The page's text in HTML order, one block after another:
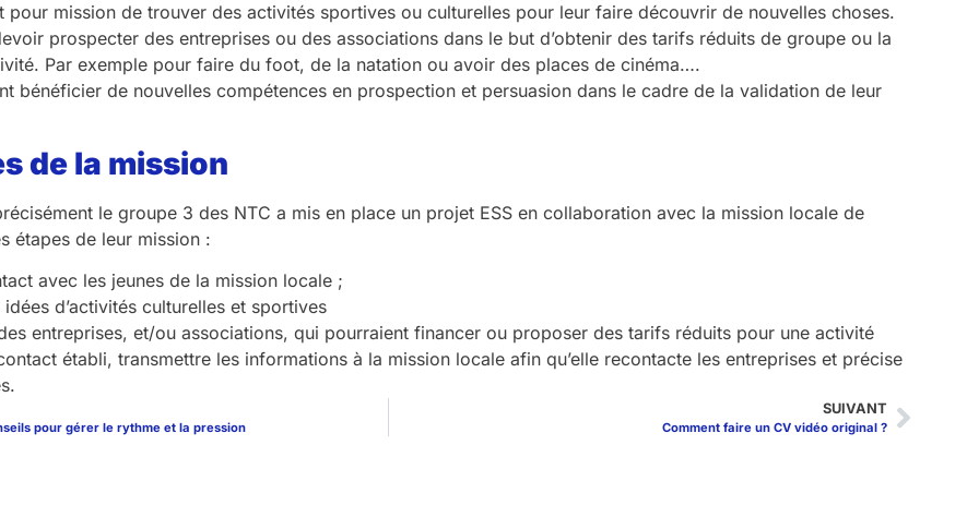
pour mission de trouver des activités sportives ou culturelles pour leur faire découvrir de nouvelles choses.
prospecter des entreprises ou des associations dans le but d’obtenir des tarifs réduits de groupe ou la
Par exemple pour faire du foot, de la natation ou avoir des places de cinéma….
bénéficier de nouvelles compétences en prospection et persuasion dans le cadre de la validation de leur
de la mission
le groupe 3 des NTC a mis en place un projet ESS en collaboration avec la mission locale de
étapes de leur mission :
avec les jeunes de la mission locale ;
d’activités culturelles et sportives
entreprises, et/ou associations, qui pourraient financer ou proposer des tarifs réduits pour une activité
établi, transmettre les informations à la mission locale afin qu’elle recontacte les entreprises et précise
pour gérer le rythme et la pression
SUIVANT
Comment faire un CV vidéo original ?